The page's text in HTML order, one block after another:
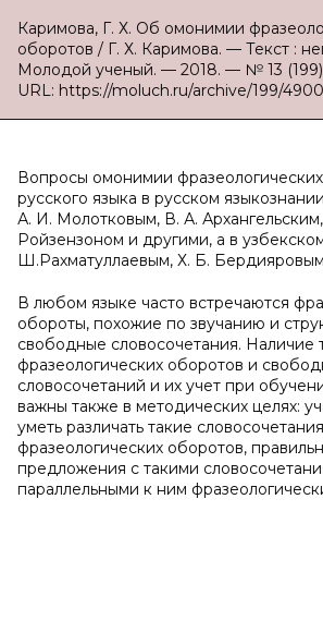
Каримова, Г. Х. Об омонимии
оборотов / Г. Х. Каримова. — Текст :
Молодой ученый. — 2018. — № 13
URL: https://moluch.ru/archive/199/
Вопросы омонимии
русского языка в русском
А. И. Молотковым, В. А.
Ройзензоном и другими, а в
Ш.Рахматуллаевым, Х. Б.
В любом языке часто встречаются
обороты, похожие по звучанию и
свободные словосочетания. Наличие
фразеологических оборотов и
словосочетаний и их учет при
важны также в методических целях:
уметь различать такие
фразеологических оборотов,
предложения с такими
параллельными к ним